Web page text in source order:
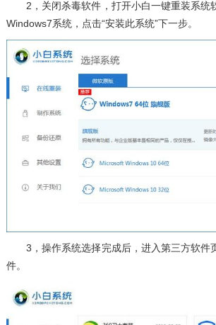
2，关闭杀毒软件，打开小白一键重装系统
Windows7系统，点击“安装此系统”下一步。
3，操作系统选择完成后，进入第三方软件
件。